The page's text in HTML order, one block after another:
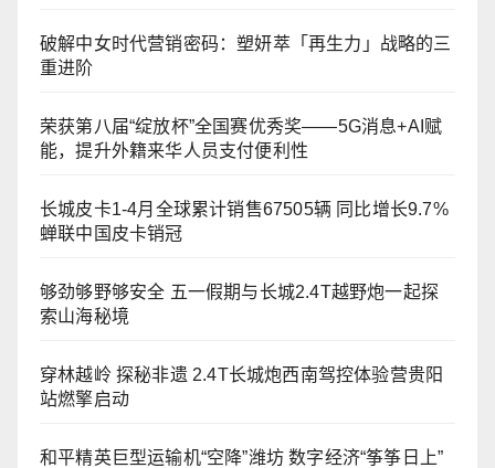
破解中女时代营销密码：塑妍萃「再生力」战略的三
重进阶
荣获第八届“绽放杯”全国赛优秀奖——5G消息+AI赋
能，提升外籍来华人员支付便利性
长城皮卡1-4月全球累计销售67505辆 同比增长9.7%
蝉联中国皮卡销冠
够劲够野够安全 五一假期与长城2.4T越野炮一起探
索山海秘境
穿林越岭 探秘非遗 2.4T长城炮西南驾控体验营贵阳
站燃擎启动
和平精英巨型运输机“空降”潍坊 数字经济“筝筝日上”